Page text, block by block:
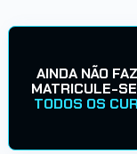
AINDA NÃO
MATRICULE-
TODOS OS